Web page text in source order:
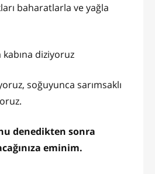
baharatlarla ve yağla
kabına diziyoruz
soğuyunca sarımsaklı
denedikten sonra
eminim.